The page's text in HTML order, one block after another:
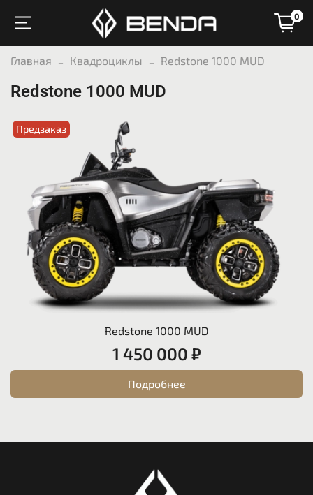
0
Главная Квадроциклы Redstone 1000 MUD
Redstone 1000 MUD
Предзаказ
Redstone 1000 MUD
1 450 000 ₽
Подробнее